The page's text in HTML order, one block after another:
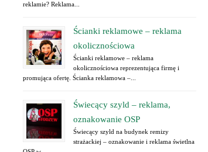
reklamie? Reklama...
Ścianki reklamowe – reklama
okolicznościowa
Ścianki reklamowe – reklama
okolicznościowa reprezentująca firmę i
promująca ofertę. Ścianka reklamowa –...
Świecący szyld – reklama,
oznakowanie OSP
Świecący szyld na budynek remizy
strażackiej – oznakowanie i reklama świetlna